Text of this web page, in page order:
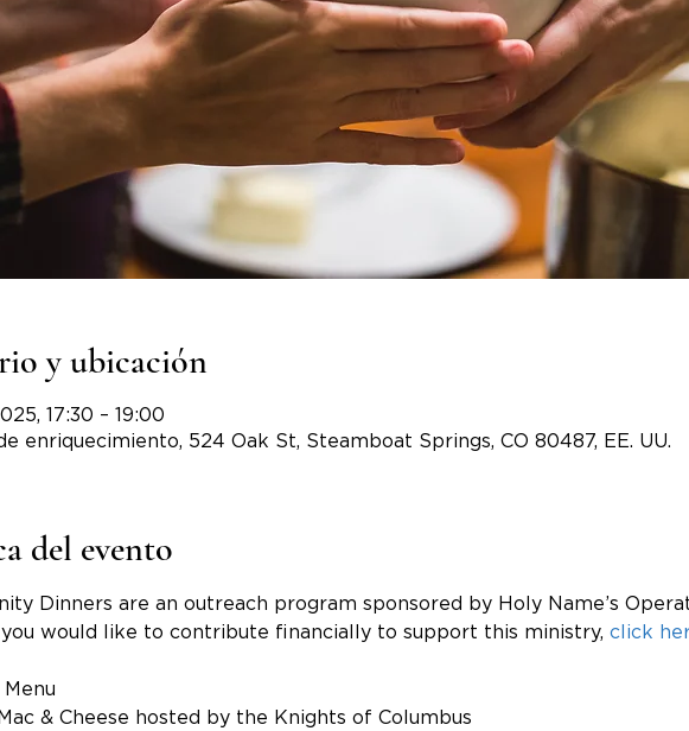
y ubicación
17:30 – 19:00
enriquecimiento, 524 Oak St, Steamboat Springs, CO 80487, EE. UU.
del evento
Dinners are an outreach program sponsored by Holy Name’s
you would like to contribute financially to support this ministry, click
& Cheese hosted by the Knights of Columbus